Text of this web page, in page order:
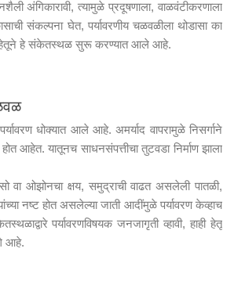
अंगिकारावी, त्यामुळे प्रदूषणाला, वाळवंटीकरणाला
संकल्पना घेत, पर्यावरणीय चळवळीला थोडासा का
या हेतूने हे संकेतस्थळ सुरू करण्यात आले आहे.
धोक्यात आले आहे. अमर्याद वापरामुळे निसर्गाने
आहेत. यातूनच साधनसंपत्तीचा तुटवडा निर्माण झाला
वा ओझोनचा क्षय, समुद्राची वाढत असलेली पातळी,
नष्ट होत असलेल्या जाती आदींमुळे पर्यावरण केव्हाच
पर्यावरणविषयक जनजागृती व्हावी, हाही हेतू
आहे.